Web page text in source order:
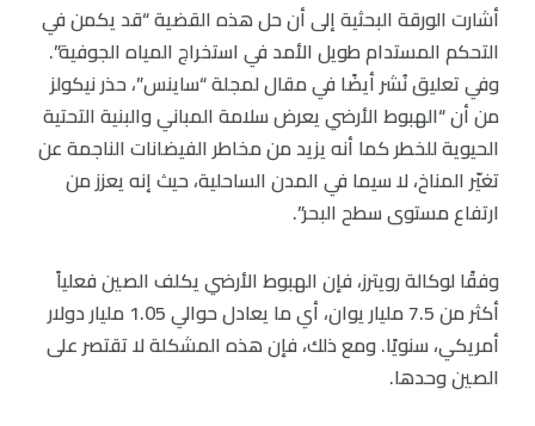
أشارت الورقة البحثية إلى أن حل هذه القضية “قد يكمن في
التحكم المستدام طويل الأمد في استخراج المياه الجوفية”.
وفي تعليق نُشر أيضًا في مقال لمجلة “ساينس”، حذر نيكولز
من أن “الهبوط الأرضي يعرض سلامة المباني والبنية التحتية
الحيوية للخطر كما أنه يزيد من مخاطر الفيضانات الناجمة عن
تغيّر المناخ، لا سيما في المدن الساحلية، حيث إنه يعزز من
ارتفاع مستوى سطح البحر”.
وفقًا لوكالة رويترز، فإن الهبوط الأرضي يكلف الصين فعلياً
أكثر من 7.5 مليار يوان، أي ما يعادل حوالي 1.05 مليار دولار
أمريكي، سنويًا. ومع ذلك، فإن هذه المشكلة لا تقتصر على
الصين وحدها.